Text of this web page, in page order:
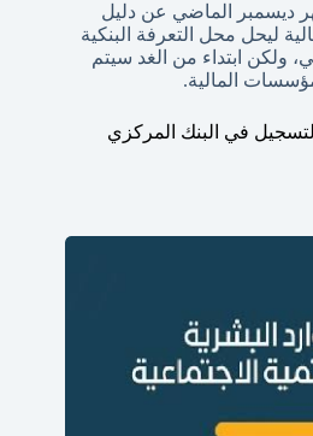
ديسمبر الماضي عن دليل
ليحل محل التعرفة البنكية
ولكن ابتداء من الغد سيتم
المالية.
في البنك المركزي